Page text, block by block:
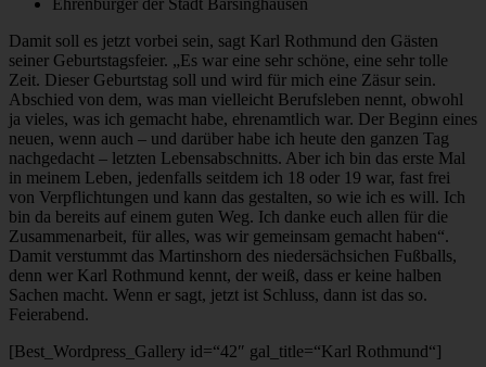
Ehrenbürger der Stadt Barsinghausen
Damit soll es jetzt vorbei sein, sagt Karl Rothmund den Gästen
seiner Geburtstagsfeier. „Es war eine sehr schöne, eine sehr tolle
Zeit. Dieser Geburtstag soll und wird für mich eine Zäsur sein.
Abschied von dem, was man vielleicht Berufsleben nennt, obwohl
ja vieles, was ich gemacht habe, ehrenamtlich war. Der Beginn eines
neuen, wenn auch – und darüber habe ich heute den ganzen Tag
nachgedacht – letzten Lebensabschnitts. Aber ich bin das erste Mal
in meinem Leben, jedenfalls seitdem ich 18 oder 19 war, fast frei
von Verpflichtungen und kann das gestalten, so wie ich es will. Ich
bin da bereits auf einem guten Weg. Ich danke euch allen für die
Zusammenarbeit, für alles, was wir gemeinsam gemacht haben“.
Damit verstummt das Martinshorn des niedersächsichen Fußballs,
denn wer Karl Rothmund kennt, der weiß, dass er keine halben
Sachen macht. Wenn er sagt, jetzt ist Schluss, dann ist das so.
Feierabend.
[Best_Wordpress_Gallery id=“42″ gal_title=“Karl Rothmund“]